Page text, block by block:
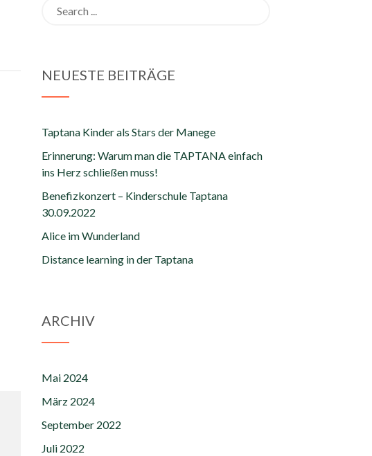
NEUESTE BEITRÄGE
Taptana Kinder als Stars der Manege
Erinnerung: Warum man die TAPTANA einfach
ins Herz schließen muss!
Benefizkonzert – Kinderschule Taptana
30.09.2022
Alice im Wunderland
Distance learning in der Taptana
ARCHIV
Mai 2024
März 2024
September 2022
Juli 2022